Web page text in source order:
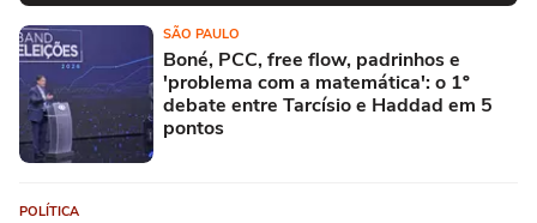
SÃO PAULO
Boné, PCC, free flow, padrinhos e
'problema com a matemática': o 1º
debate entre Tarcísio e Haddad em 5
pontos
POLÍTICA